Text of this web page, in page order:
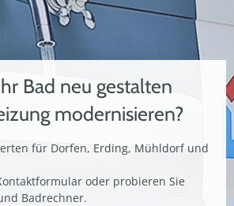
Bad neu gestalten
modernisieren?
für Dorfen, Erding, Mühldorf und
oder probieren Sie
Badrechner.